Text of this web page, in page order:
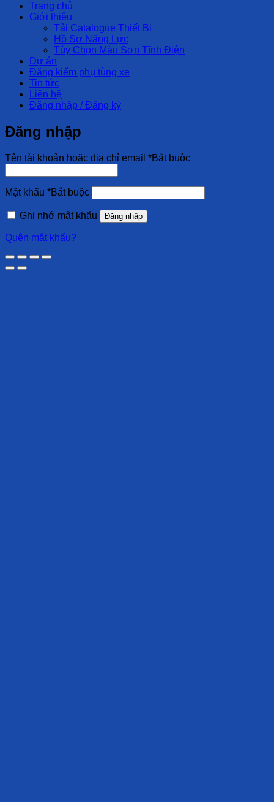
Trang chủ
Giới thiệu
Tải Catalogue Thiết Bị
Hồ Sơ Năng Lực
Tùy Chọn Màu Sơn Tĩnh Điện
Dự án
Đăng kiểm phụ tùng xe
Tin tức
Liên hệ
Đăng nhập / Đăng ký
Đăng nhập
Tên tài khoản hoặc địa chỉ email *Bắt buộc
Mật khẩu *Bắt buộc
Ghi nhớ mật khẩu Đăng nhập
Quên mật khẩu?